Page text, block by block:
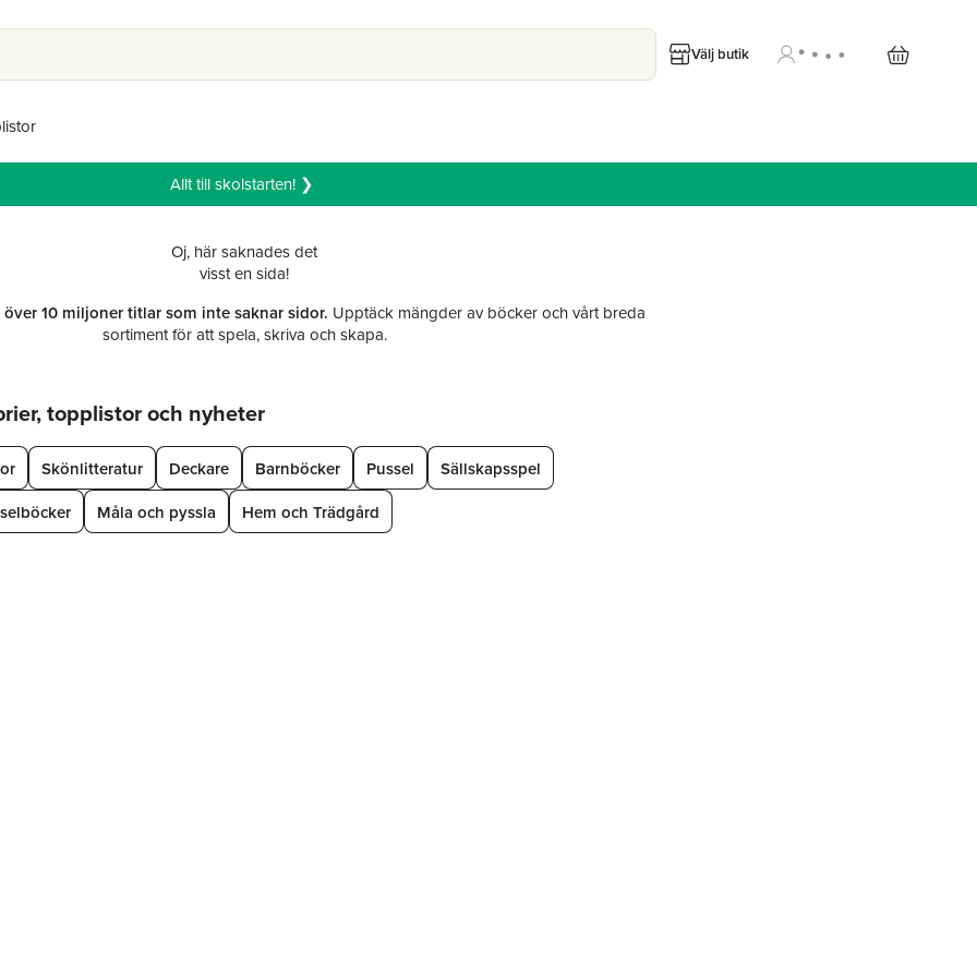
Välj butik
Allt till skolstarten! ❯
Oj, här saknades det
visst en sida!
10 miljoner titlar som inte saknar sidor. Upptäck mängder av böcker och vårt breda
sortiment för att spela, skriva och skapa.
topplistor och nyheter
Skönlitteratur Deckare Barnböcker Pussel
Sällskapsspel
Måla och pyssla Hem och Trädgård